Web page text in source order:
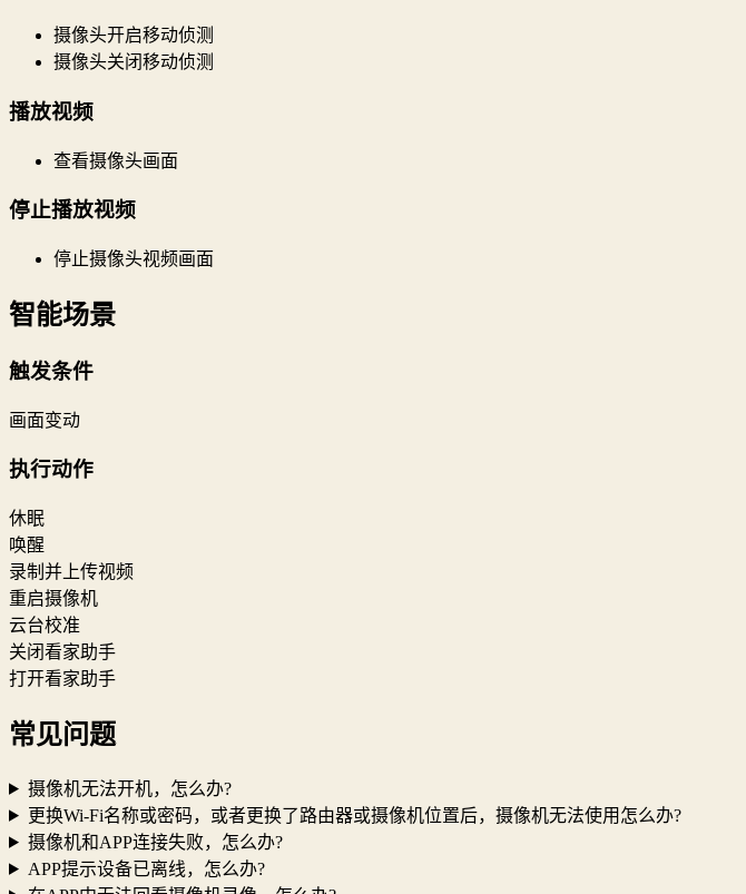
摄像头开启移动侦测
摄像头关闭移动侦测
播放视频
查看摄像头画面
停止播放视频
停止摄像头视频画面
智能场景
触发条件
画面变动
执行动作
休眠
唤醒
录制并上传视频
重启摄像机
云台校准
关闭看家助手
打开看家助手
常见问题
摄像机无法开机，怎么办?
更换Wi-Fi名称或密码，或者更换了路由器或摄像机位置后，摄像机无法使用怎么办?
摄像机和APP连接失败，怎么办?
APP提示设备已离线，怎么办?